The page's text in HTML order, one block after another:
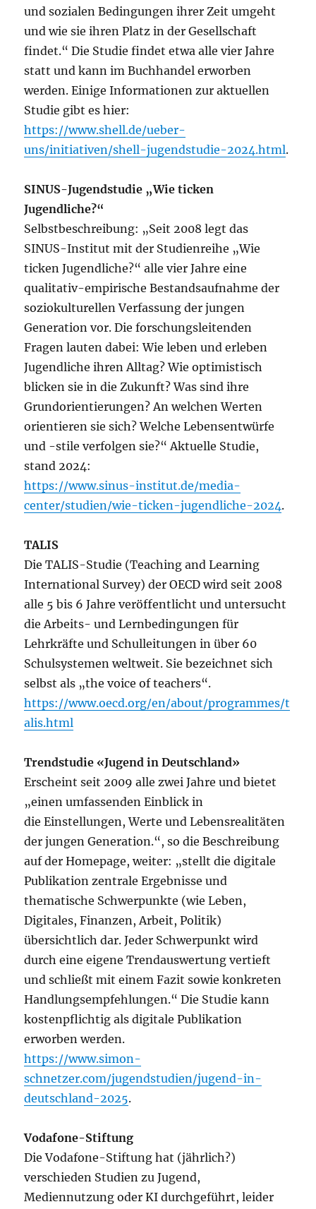
und sozialen Bedin­gungen ihrer Zeit umgeht
und wie sie ihren Platz in der Gesellschaft
findet.“ Die Studie findet etwa alle vier Jahre
statt und kann im Buchhandel erworben
werden. Einige Informationen zur aktuellen
Studie gibt es hier:
https://www.shell.de/ueber-
uns/initiativen/shell-jugendstudie-2024.html.
SINUS-Jugendstudie „Wie ticken
Jugendliche?“
Selbstbeschreibung: „Seit 2008 legt das
SINUS-Institut mit der Studienreihe „Wie
ticken Jugendliche?“ alle vier Jahre eine
qualitativ-empirische Bestandsaufnahme der
soziokulturellen Verfassung der jungen
Generation vor. Die forschungsleitenden
Fragen lauten dabei: Wie leben und erleben
Jugendliche ihren Alltag? Wie optimistisch
blicken sie in die Zukunft? Was sind ihre
Grundorientierungen? An welchen Werten
orientieren sie sich? Welche Lebensentwürfe
und -stile verfolgen sie?“ Aktuelle Studie,
stand 2024:
https://www.sinus-institut.de/media-
center/studien/wie-ticken-jugendliche-2024.
TALIS
Die TALIS-Studie (Teaching and Learning
International Survey) der OECD wird seit 2008
alle 5 bis 6 Jahre veröffentlicht und untersucht
die Arbeits- und Lernbedingungen für
Lehrkräfte und Schulleitungen in über 60
Schulsystemen weltweit. Sie bezeichnet sich
selbst als „the voice of teachers“.
https://www.oecd.org/en/about/programmes/t
alis.html
Trendstudie «Jugend in Deutschland»
Erscheint seit 2009 alle zwei Jahre und bietet
„einen umfassenden Einblick in
die Einstellungen, Werte und Lebensrealitäten
der jungen Generation.“, so die Beschreibung
auf der Homepage, weiter: „stellt die digitale
Publikation zentrale Ergebnisse und
thematische Schwerpunkte (wie Leben,
Digitales, Finanzen, Arbeit, Politik)
übersichtlich dar. Jeder Schwerpunkt wird
durch eine eigene Trendauswertung vertieft
und schließt mit einem Fazit sowie konkreten
Handlungsempfehlungen.“ Die Studie kann
kostenpflichtig als digitale Publikation
erworben werden.
https://www.simon-
schnetzer.com/jugendstudien/jugend-in-
deutschland-2025.
Vodafone-Stiftung
Die Vodafone-Stiftung hat (jährlich?)
verschieden Studien zu Jugend,
Mediennutzung oder KI durchgeführt, leider